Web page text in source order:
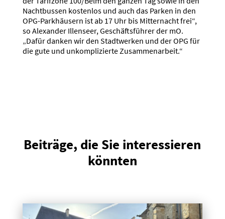
Nachtbussen kostenlos und auch das Parken in den
OPG-Parkhäusern ist ab 17 Uhr bis Mitternacht frei“,
so Alexander Illenseer, Geschäftsführer der mO.
„Dafür danken wir den Stadtwerken und der OPG für
die gute und unkomplizierte Zusammenarbeit.“
Beiträge, die Sie interessieren
könnten